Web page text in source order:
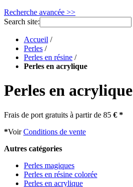
Recherche avancée >>
Search site:
Accueil /
Perles /
Perles en résine /
Perles en acrylique
Perles en acrylique
Frais de port gratuits à partir de 85 € *
*VoirConditions de vente
Autres catégories
Perles magiques
Perles en résine colorée
Perles en acrylique